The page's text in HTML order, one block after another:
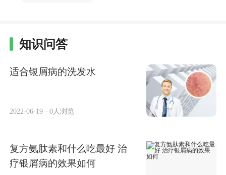
知识问答
适合银屑病的洗发水
2022-06-19 · 0人浏览
复方氨肽素和什么吃最好 治
疗银屑病的效果如何